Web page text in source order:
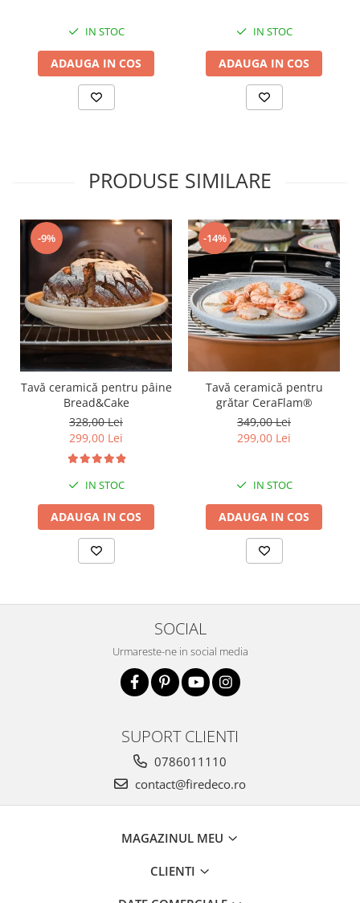
IN STOC
ADAUGA IN COS
IN STOC
ADAUGA IN COS
PRODUSE SIMILARE
-9%
Tavă ceramică pentru pâine
Bread&Cake
328,00 Lei
299,00 Lei
IN STOC
ADAUGA IN COS
-14%
Tavă ceramică pentru
grătar CeraFlam®
349,00 Lei
299,00 Lei
IN STOC
ADAUGA IN COS
SOCIAL
Urmareste-ne in social media
SUPORT CLIENTI
0786011110
contact@firedeco.ro
MAGAZINUL MEU
CLIENTI